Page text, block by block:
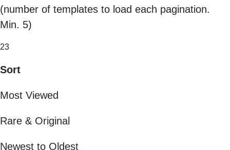
(number of templates to load each pagination.
Min. 5)
23
Sort
Most Viewed
Rare & Original
Newest to Oldest